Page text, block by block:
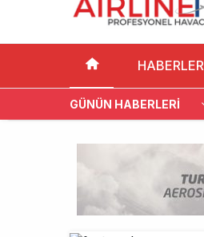
HABERLER
GÜNÜN HABERLERI